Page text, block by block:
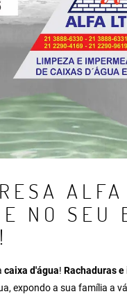
NO SEU
caixa d'água! Rachaduras
expondo a sua família a